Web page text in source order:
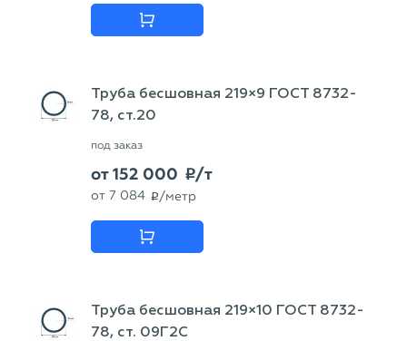
Труба бесшовная 219×9 ГОСТ 8732-
78, ст.20
под заказ
от152 000 p/т
от 7 084 p /метр
Труба бесшовная 219×10 ГОСТ 8732-
78, ст. 09Г2С